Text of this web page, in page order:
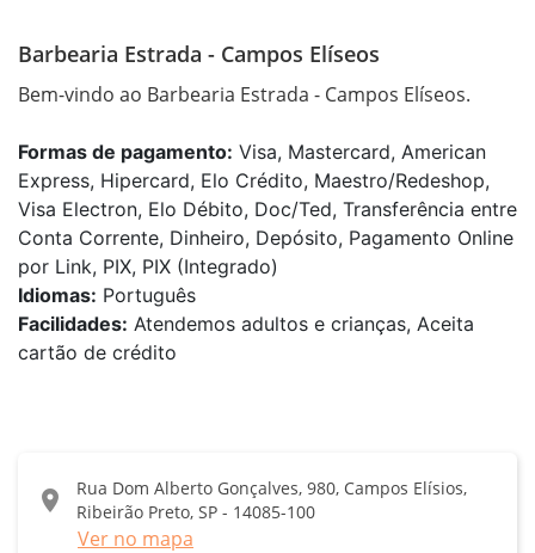
Barbearia Estrada - Campos Elíseos
Bem-vindo ao Barbearia Estrada - Campos Elíseos.
Formas de pagamento: Visa, Mastercard, American
Express, Hipercard, Elo Crédito, Maestro/Redeshop,
Visa Electron, Elo Débito, Doc/Ted, Transferência entre
Conta Corrente, Dinheiro, Depósito, Pagamento Online
por Link, PIX, PIX (Integrado)
Idiomas: Português
Facilidades: Atendemos adultos e crianças, Aceita
cartão de crédito
location_on
Rua Dom Alberto Gonçalves, 980, Campos Elísios,
Ribeirão Preto, SP - 14085-100
Ver no mapa